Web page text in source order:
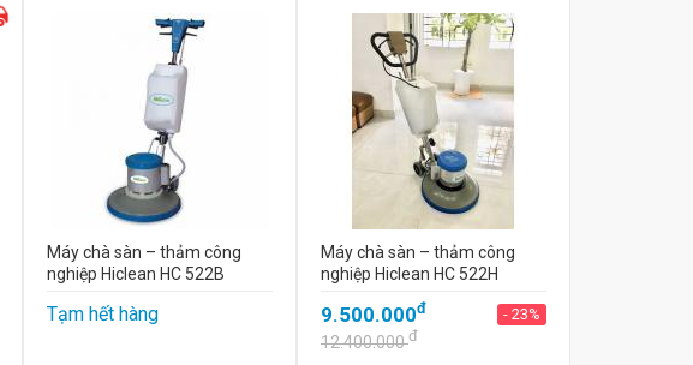
Máy chà sàn – thảm công
nghiệp Hiclean HC 522B
Tạm hết hàng
Máy chà sàn – thảm công
nghiệp Hiclean HC 522H
9.500.000đ - 23%
12.400.000đ